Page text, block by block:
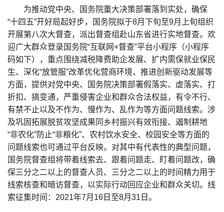
为推动党中央、国务院重大决策部署落到实处，确保
“十四五”开好局起好步，国务院拟于8月下旬至9月上旬组织
开展第八次大督查，派出督查组赴山东省进行实地督查。欢
迎广大群众登录国务院“互联网+督查”平台小程序（小程序
码如下），重点围绕减税降费助企发展、扩内需保就业保民
生、深化“放管服”改革优化营商环境、推进创新驱动发展等
方面，提供对党中央、国务院决策部署假落实、虚落实、打
折扣、搞变通，严重侵害企业和群众合法权益，有令不行、
有禁不止以及不作为、慢作为、乱作为等方面问题线索。涉
及巩固拓展脱贫攻坚成果同乡村振兴有效衔接、遏制耕地
“非农化”防止“非粮化”、农村饮水安全、校园安全等方面的
问题线索也可通过平台反映。对其中有代表性的典型问题，
国务院督查组将带着线索去、跟着问题走、盯着问题改，确
保三分之二以上的督查人员、三分之二以上的时间精力用于
线索核查和暗访督查，以实际行动回应企业和群众关切。线
索征集时间：2021年7月16日至8月31日。